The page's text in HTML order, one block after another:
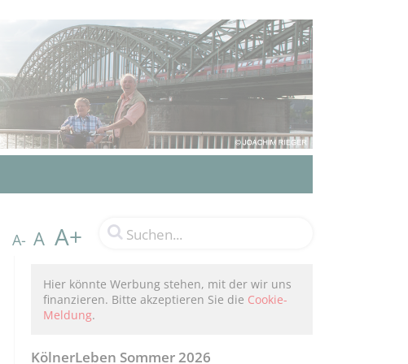
A- A A+
Hier könnte Werbung stehen, mit der wir uns
finanzieren. Bitte akzeptieren Sie die Cookie-
Meldung.
KölnerLeben Sommer 2026